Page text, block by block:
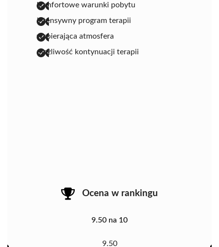
komfortowe warunki pobytu
intensywny program terapii
wspierająca atmosfera
możliwość kontynuacji terapii
Ocena w rankingu
9.50 na 10
9.50